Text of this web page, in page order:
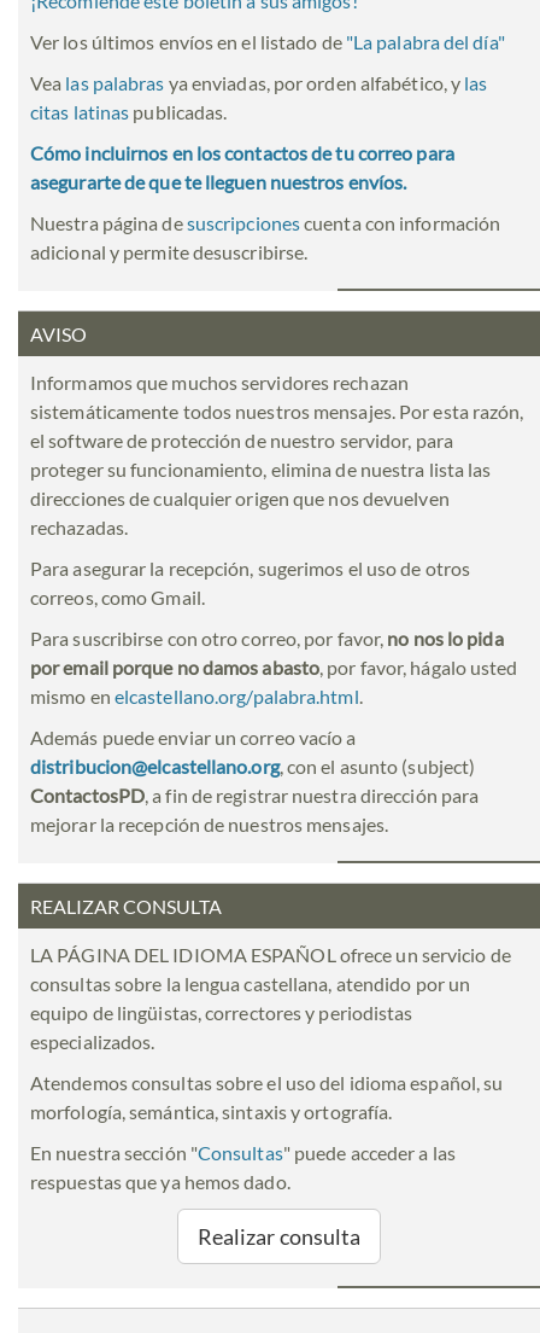
Ver los últimos envíos en el listado de "La palabra del día"
Vea las palabras ya enviadas, por orden alfabético, y las
citas latinas publicadas.
Cómo incluirnos en los contactos de tu correo para
asegurarte de que te lleguen nuestros envíos.
Nuestra página desuscripcionescuenta con información
adicional y permite desuscribirse.
AVISO
Informamos que muchos servidores rechazan
sistemáticamente todos nuestros mensajes. Por esta razón,
el software de protección de nuestro servidor, para
proteger su funcionamiento, elimina de nuestra lista las
direcciones de cualquier origen que nos devuelven
rechazadas.
Para asegurar la recepción, sugerimos el uso de otros
correos, como Gmail.
Para suscribirse con otro correo, por favor, no nos lo pida
por email porque no damos abasto , por favor, hágalo usted
mismo en elcastellano.org/palabra.html
Además puede enviar un correo vacío a
distribucion@elcastellano.org, con el asunto (subject)
ContactosPD , a fin de registrar nuestra dirección para
mejorar la recepción de nuestros mensajes.
REALIZAR CONSULTA
LA PÁGINA DEL IDIOMA ESPAÑOL ofrece un servicio de
consultas sobre la lengua castellana, atendido por un
equipo de lingüistas, correctores y periodistas
especializados.
Atendemos consultas sobre el uso del idioma español, su
morfología, semántica, sintaxis y ortografía.
En nuestra sección "Consultas" puede acceder a las
respuestas que ya hemos dado.
Realizar consulta